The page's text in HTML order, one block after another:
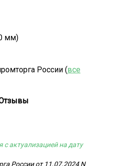
мм)
России (все
с актуализацией на дату
России от 11.07.2024 N